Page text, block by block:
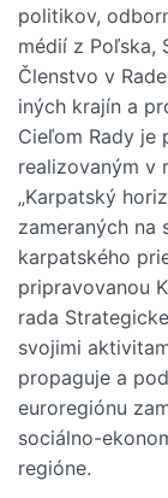
politikov,
médií z Poľska,
Členstvo v
iných krajín a
Cieľom Rady je
realizovaným v
„Karpatský
zameraných na
karpatského
pripravovanou
rada
svojimi
propaguje a
euroregiónu
sociálno-
regióne.